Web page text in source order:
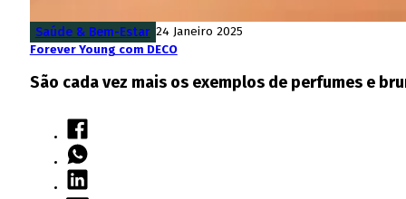
Saúde & Bem-Estar 24 Janeiro 2025
Forever Young com DECO
São cada vez mais os exemplos de perfumes e